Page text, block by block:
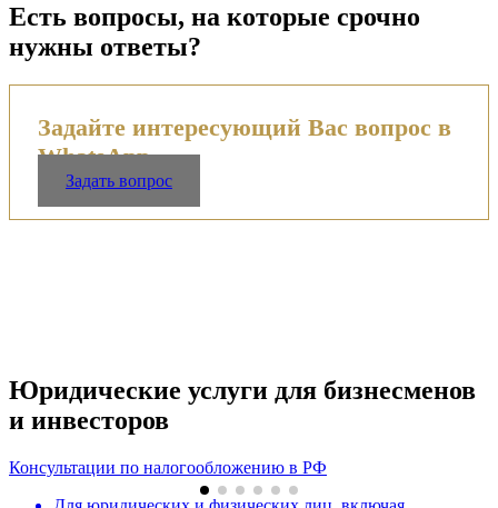
Есть вопросы, на которые срочно
нужны ответы?
Задайте интересующий Вас вопрос в
WhatsApp
Задать вопрос
Юридические услуги для бизнесменов
и инвесторов
Консультации по налогообложению в РФ